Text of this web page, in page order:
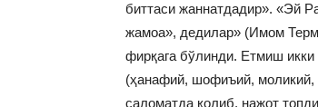
биттаси жаннатдадир». «Эй
жамоа», дедилар» (Имом
фирқага бўлинди. Етмиш
(ҳанафий, шофиъий, моликий,
саломатда қолиб, нажот